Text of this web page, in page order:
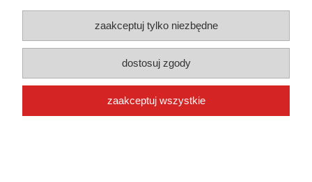
Moje konto
Płatności i dostawa
Informacje
zaakceptuj tylko niezbędne
dostosuj zgody
zaakceptuj wszystkie